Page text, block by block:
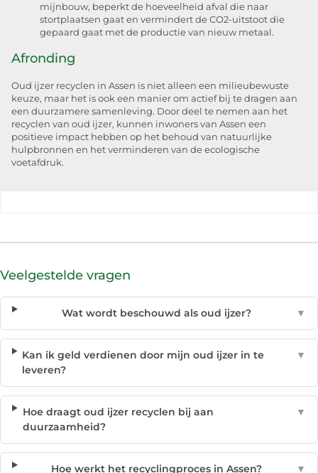
mijnbouw, beperkt de hoeveelheid afval die naar
stortplaatsen gaat en vermindert de CO2-uitstoot die
gepaard gaat met de productie van nieuw metaal.
Afronding
Oud ijzer recyclen in Assen is niet alleen een milieubewuste
keuze, maar het is ook een manier om actief bij te dragen aan
een duurzamere samenleving. Door deel te nemen aan het
recyclen van oud ijzer, kunnen inwoners van Assen een
positieve impact hebben op het behoud van natuurlijke
hulpbronnen en het verminderen van de ecologische
voetafdruk.
Veelgestelde vragen
Wat wordt beschouwd als oud ijzer? ▼
Kan ik geld verdienen door mijn oud ijzer in te
leveren?
▼
Hoe draagt oud ijzer recyclen bij aan
duurzaamheid?
▼
Hoe werkt het recyclingproces in Assen? ▼